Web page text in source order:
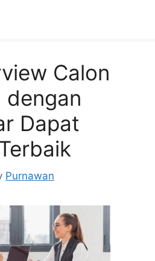
Calon
dengan
Dapat
Purnawan